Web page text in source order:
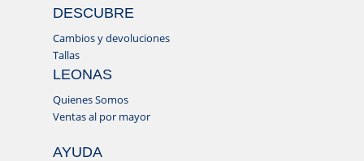
DESCUBRE
Cambios y devoluciones
Tallas
LEONAS
Quienes Somos
Ventas al por mayor
AYUDA